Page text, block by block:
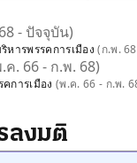
- ปัจจุบัน)
หารพรรคการเมือง(ก.พ.
ค. 66 - ก.พ. 68)
คการเมือง(พ.ค. 66 - ก.พ.
ลงมติ